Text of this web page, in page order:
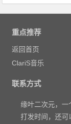
重点推荐
返回首页
ClariS音乐
联系方式
缘叶二次元，一
打发时间，还可